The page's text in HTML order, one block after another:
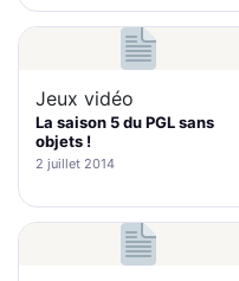
Jeux vidéo
La saison 5 du PGL sans
objets !
2 juillet 2014